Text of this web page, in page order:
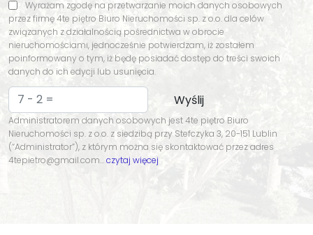
Wyrażam zgodę na przetwarzanie moich danych osobowych
przez firmę 4te piętro Biuro Nieruchomości sp. z o.o. dla celów
związanych z działalnością pośrednictwa w obrocie
nieruchomościami, jednocześnie potwierdzam, iż zostałem
poinformowany o tym, iż będę posiadać dostęp do treści swoich
danych do ich edycji lub usunięcia.
Administratorem danych osobowych jest 4te piętro Biuro
Nieruchomości sp. z o.o. z siedzibą przy Stefczyka 3, 20-151 Lublin
(“Administrator”), z którym można się skontaktować przez adres
4tepietro@gmail.com…czytaj więcej